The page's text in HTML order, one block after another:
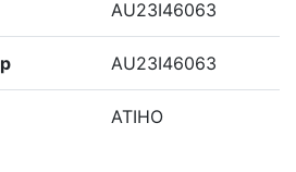
AU23I46063
AU23I46063
ATIHO